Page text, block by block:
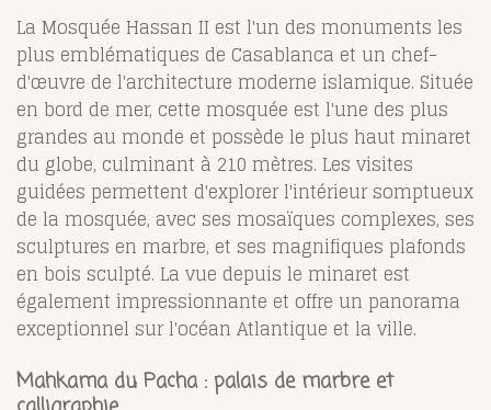
La Mosquée Hassan II est l'un des monuments les
plus emblématiques de Casablanca et un chef-
d'œuvre de l'architecture moderne islamique. Située
en bord de mer, cette mosquée est l'une des plus
grandes au monde et possède le plus haut minaret
du globe, culminant à 210 mètres. Les visites
guidées permettent d'explorer l'intérieur somptueux
de la mosquée, avec ses mosaïques complexes, ses
sculptures en marbre, et ses magnifiques plafonds
en bois sculpté. La vue depuis le minaret est
également impressionnante et offre un panorama
exceptionnel sur l'océan Atlantique et la ville.
Mahkama du Pacha : palais de marbre et